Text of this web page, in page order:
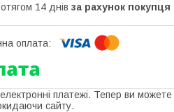
14 днів за рахунок покупця
платежі. Тепер ви можете
сайту.